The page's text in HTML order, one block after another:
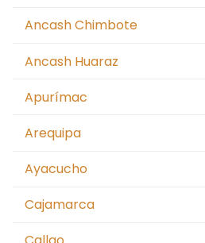
Madre de Dios
Ancash Chimbote
Ancash Huaraz
Apurímac
Arequipa
Ayacucho
Cajamarca